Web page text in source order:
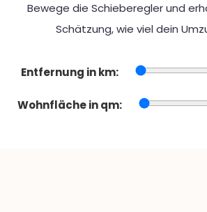
Bewege die Schieberegler und
Schätzung, wie viel dein
Entfernung in km:
Wohnfläche in qm: